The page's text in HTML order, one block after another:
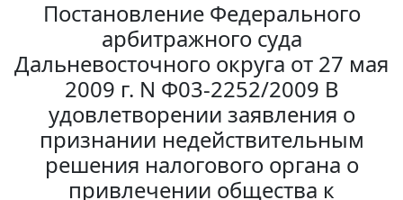
Постановление Федерального
арбитражного суда
Дальневосточного округа от 27 мая
2009 г. N Ф03-2252/2009 В
удовлетворении заявления о
признании недействительным
решения налогового органа о
привлечении общества к